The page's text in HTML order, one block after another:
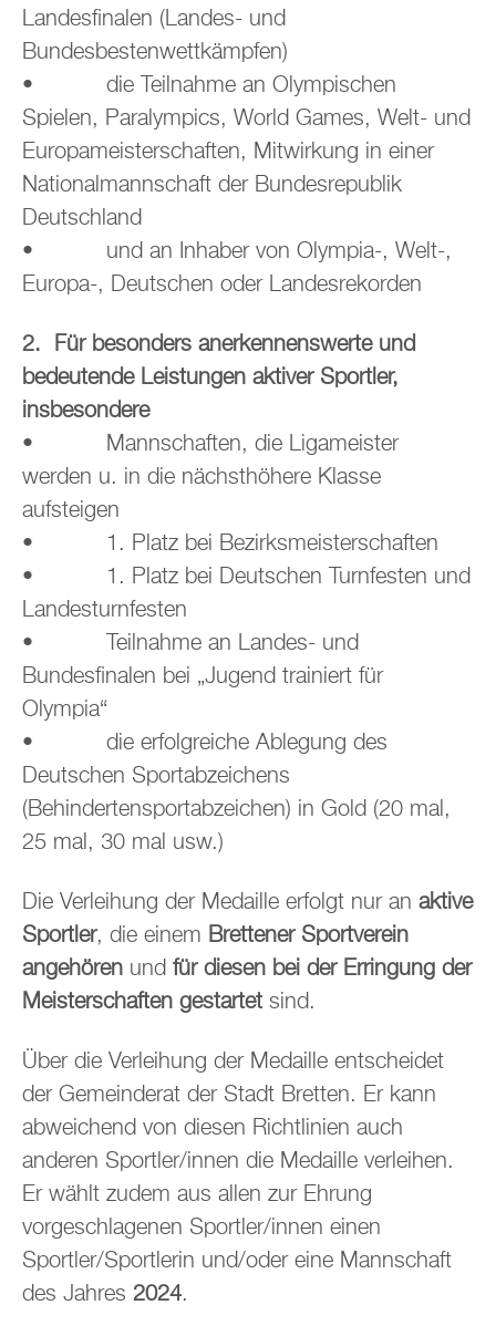
Landesfinalen (Landes- und
Bundesbestenwettkämpfen)
• die Teilnahme an Olympischen
Spielen, Paralympics, World Games, Welt- und
Europameisterschaften, Mitwirkung in einer
Nationalmannschaft der Bundesrepublik
Deutschland
• und an Inhaber von Olympia-, Welt-,
Europa-, Deutschen oder Landesrekorden
2. Für besonders anerkennenswerte und
bedeutende Leistungen aktiver Sportler,
insbesondere
• Mannschaften, die Ligameister
werden u. in die nächsthöhere Klasse
aufsteigen
• 1. Platz bei Bezirksmeisterschaften
• 1. Platz bei Deutschen Turnfesten und
Landesturnfesten
• Teilnahme an Landes- und
Bundesfinalen bei „Jugend trainiert für
Olympia“
• die erfolgreiche Ablegung des
Deutschen Sportabzeichens
(Behindertensportabzeichen) in Gold (20 mal,
25 mal, 30 mal usw.)
Die Verleihung der Medaille erfolgt nur an aktive
Sportler, die einem Brettener Sportverein
angehören und für diesen bei der Erringung der
Meisterschaften gestartet sind.
Über die Verleihung der Medaille entscheidet
der Gemeinderat der Stadt Bretten. Er kann
abweichend von diesen Richtlinien auch
anderen Sportler/innen die Medaille verleihen.
Er wählt zudem aus allen zur Ehrung
vorgeschlagenen Sportler/innen einen
Sportler/Sportlerin und/oder eine Mannschaft
des Jahres 2024.